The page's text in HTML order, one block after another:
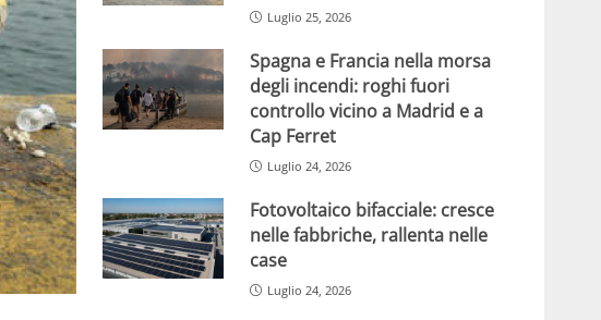
Luglio 25, 2026
Spagna e Francia nella morsa
degli incendi: roghi fuori
controllo vicino a Madrid e a
Cap Ferret
Luglio 24, 2026
Fotovoltaico bifacciale: cresce
nelle fabbriche, rallenta nelle
case
Luglio 24, 2026